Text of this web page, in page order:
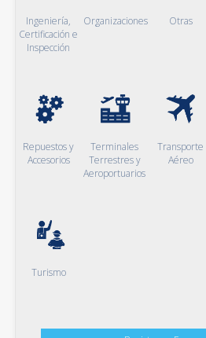
Ingeniería,
Certificación e
Inspección
Organizaciones Otras
Repuestos y
Accesorios
Terminales
Terrestres y
Aeroportuarios
Transporte
Aéreo
Turismo